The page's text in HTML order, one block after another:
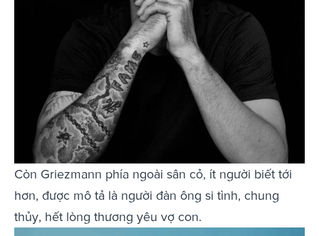
Còn Griezmann phía ngoài sân cỏ, ít người biết tới
hơn, được mô tả là người đàn ông si tình, chung
thủy, hết lòng thương yêu vợ con.